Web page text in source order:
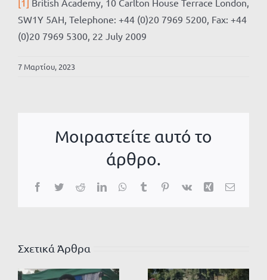
SW1Y 5AH, Telephone: +44 (0)20 7969 5200, Fax: +44
(0)20 7969 5300, 22 July 2009
7 Μαρτίου, 2023
Μοιραστείτε αυτό το
άρθρο.
Facebook
TwitterRedditLinkedInWhatsApp
TumblrPinterest
Vk Xing Email
Σχετικά Άρθρα